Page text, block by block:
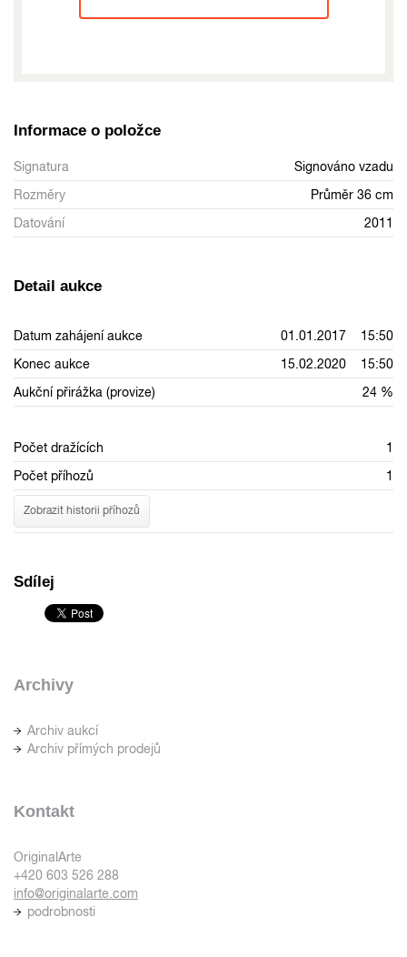
Informace o položce
Signatura
Signováno vzadu
Rozměry
Průměr 36 cm
Datování
2011
Detail aukce
Datum zahájení aukce
01.01.2017 15:50
Konec aukce
15.02.2020 15:50
Aukční přirážka (provize)
24 %
Počet dražících
1
Počet příhozů
1
Zobrazit historii příhozů
Sdílej
Archivy
Archiv aukcí
Archiv přímých prodejů
Kontakt
OriginalArte
+420 603 526 288
info@originalarte.com
podrobnosti